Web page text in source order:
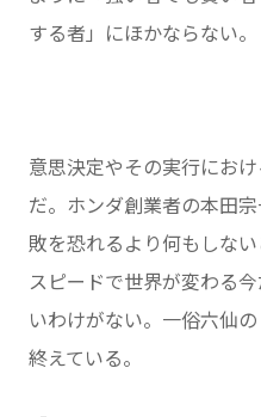
する者」にほかならない。
意思決定やその実行にお
だ。ホンダ創業者の本田
敗を恐れるより何もしな
スピードで世界が変わる
いわけがない。一俗六仙
終えている。